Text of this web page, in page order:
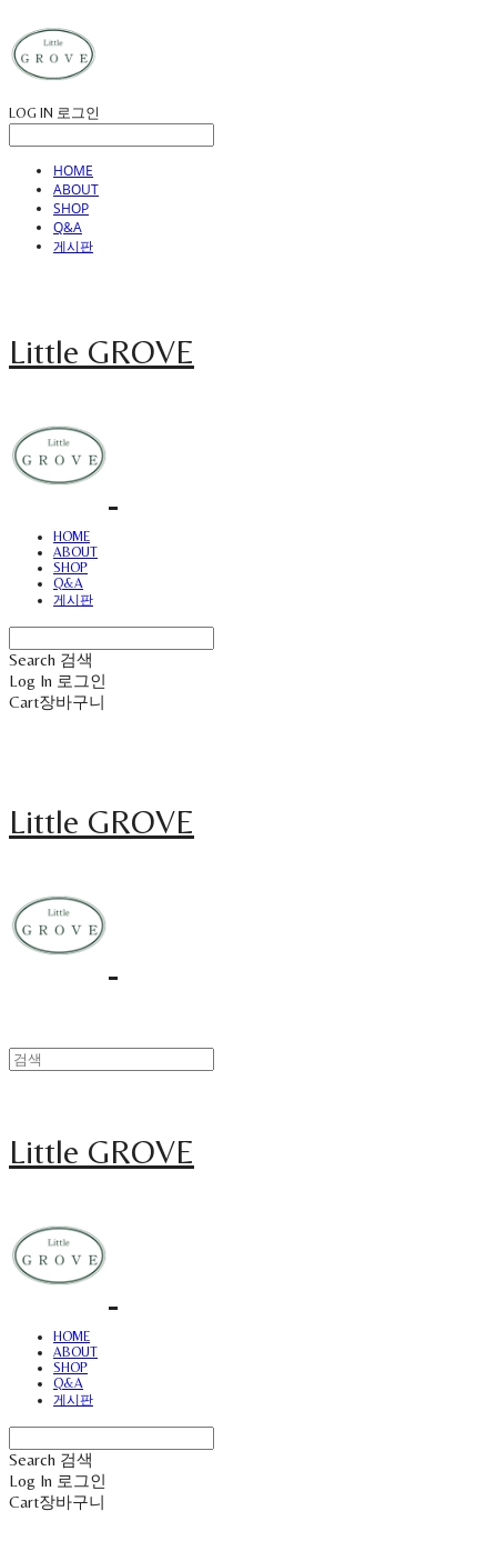
LOG IN 로그인
HOME
ABOUT
SHOP
Q&A
게시판
Little GROVE
HOME
ABOUT
SHOP
Q&A
게시판
Search 검색
Log In 로그인
Cart장바구니
Little GROVE
Little GROVE
HOME
ABOUT
SHOP
Q&A
게시판
Search 검색
Log In 로그인
Cart장바구니